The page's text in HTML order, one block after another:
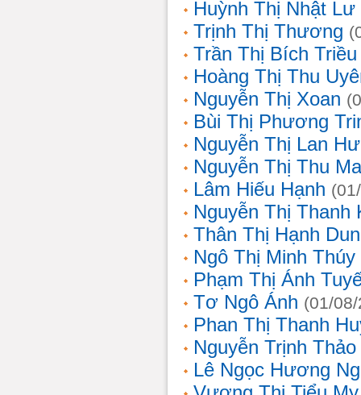
Huỳnh Thị Nhật Lư
Trịnh Thị Thương
Trần Thị Bích Triều
Hoàng Thị Thu
Nguyễn Thị Xoan
Bùi Thị Phương
Nguyễn Thị Lan
Nguyễn Thị Thu
Lâm Hiếu Hạnh
Nguyễn Thị Thanh
Thân Thị Hạnh
Ngô Thị Minh Thúy
Phạm Thị Ánh
Tơ Ngô Ánh (01/
Phan Thị Thanh
Nguyễn Trịnh
Lê Ngọc Hương